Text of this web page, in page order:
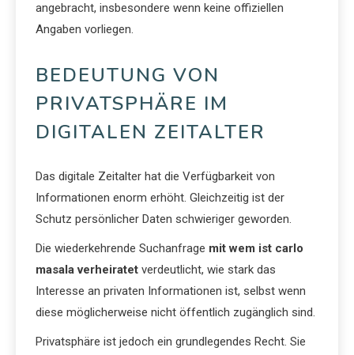
angebracht, insbesondere wenn keine offiziellen
Angaben vorliegen.
BEDEUTUNG VON
PRIVATSPHÄRE IM
DIGITALEN ZEITALTER
Das digitale Zeitalter hat die Verfügbarkeit von
Informationen enorm erhöht. Gleichzeitig ist der
Schutz persönlicher Daten schwieriger geworden.
Die wiederkehrende Suchanfrage mit wem ist carlo
masala verheiratet verdeutlicht, wie stark das
Interesse an privaten Informationen ist, selbst wenn
diese möglicherweise nicht öffentlich zugänglich sind.
Privatsphäre ist jedoch ein grundlegendes Recht. Sie